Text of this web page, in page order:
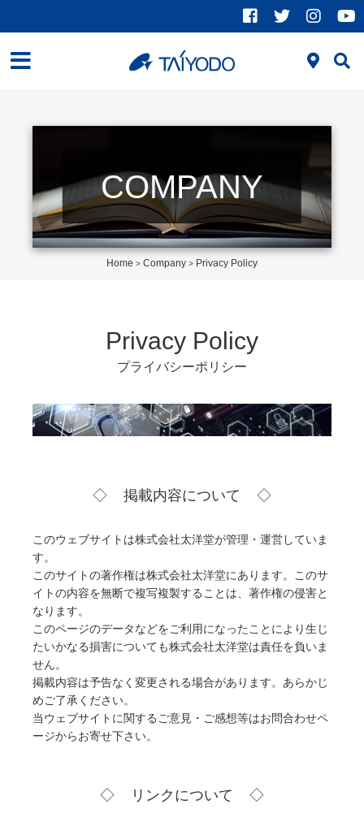
COMPANY
Home > Company > Privacy Policy
Privacy Policy
プライバシーポリシー
掲載内容について
このウェブサイトは株式会社太洋堂が管理・運営していま
す。
このサイトの著作権は株式会社太洋堂にあります。このサ
イトの内容を無断で複写複製することは、著作権の侵害と
なります。
このページのデータなどをご利用になったことにより生じ
たいかなる損害についても株式会社太洋堂は責任を負いま
せん。
掲載内容は予告なく変更される場合があります。あらかじ
めご了承ください。
当ウェブサイトに関するご意見・ご感想等はお問合わせペ
ージからお寄せ下さい。
リンクについて